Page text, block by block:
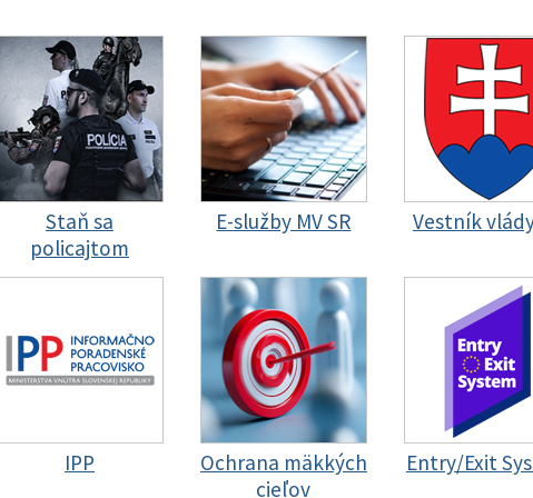
Staň sa
policajtom
E-služby MV SR Vestník
IPP
Ochrana mäkkých
cieľov
Entry/Exit